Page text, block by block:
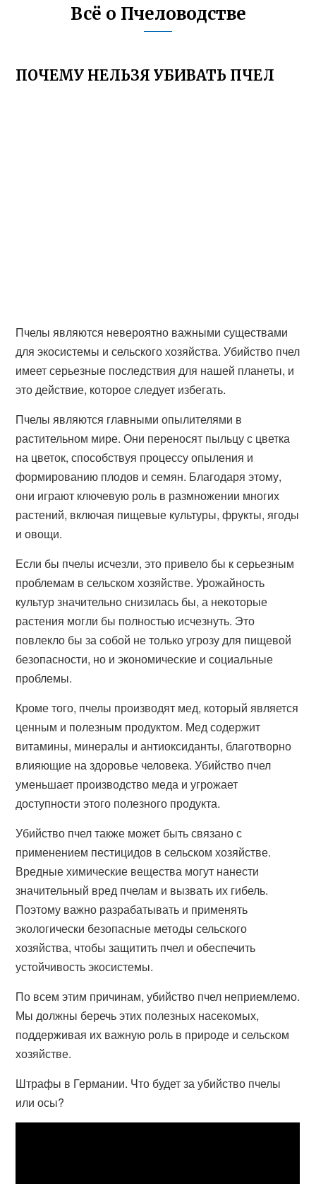
Всё о Пчеловодстве
ПОЧЕМУ НЕЛЬЗЯ УБИВАТЬ ПЧЕЛ
Пчелы являются невероятно важными существами
для экосистемы и сельского хозяйства. Убийство пчел
имеет серьезные последствия для нашей планеты, и
это действие, которое следует избегать.
Пчелы являются главными опылителями в
растительном мире. Они переносят пыльцу с цветка
на цветок, способствуя процессу опыления и
формированию плодов и семян. Благодаря этому,
они играют ключевую роль в размножении многих
растений, включая пищевые культуры, фрукты, ягоды
и овощи.
Если бы пчелы исчезли, это привело бы к серьезным
проблемам в сельском хозяйстве. Урожайность
культур значительно снизилась бы, а некоторые
растения могли бы полностью исчезнуть. Это
повлекло бы за собой не только угрозу для пищевой
безопасности, но и экономические и социальные
проблемы.
Кроме того, пчелы производят мед, который является
ценным и полезным продуктом. Мед содержит
витамины, минералы и антиоксиданты, благотворно
влияющие на здоровье человека. Убийство пчел
уменьшает производство меда и угрожает
доступности этого полезного продукта.
Убийство пчел также может быть связано с
применением пестицидов в сельском хозяйстве.
Вредные химические вещества могут нанести
значительный вред пчелам и вызвать их гибель.
Поэтому важно разрабатывать и применять
экологически безопасные методы сельского
хозяйства, чтобы защитить пчел и обеспечить
устойчивость экосистемы.
По всем этим причинам, убийство пчел неприемлемо.
Мы должны беречь этих полезных насекомых,
поддерживая их важную роль в природе и сельском
хозяйстве.
Штрафы в Германии. Что будет за убийство пчелы
или осы?